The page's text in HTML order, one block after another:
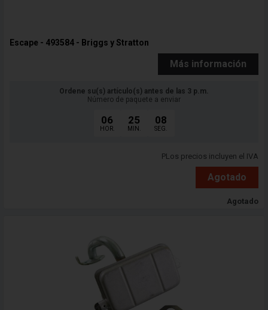
Escape - 493584 - Briggs y Stratton
Más información
Ordene su(s) artículo(s) antes de las 3 p.m.
Número de paquete a enviar
06
HOR.
25
MIN.
06
SEG.
PLos precios incluyen el IVA
Agotado
Agotado